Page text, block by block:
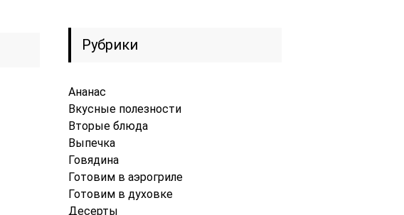
Рубрики
Ананас
Вкусные полезности
Вторые блюда
Выпечка
Говядина
Готовим в аэрогриле
Готовим в духовке
Десерты